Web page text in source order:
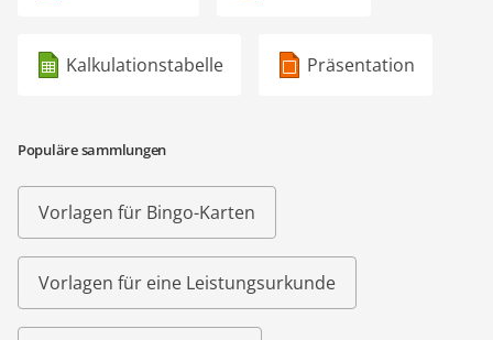
Kalkulationstabelle Präsentation
Populäre sammlungen
Vorlagen für Bingo-Karten
Vorlagen für eine Leistungsurkunde